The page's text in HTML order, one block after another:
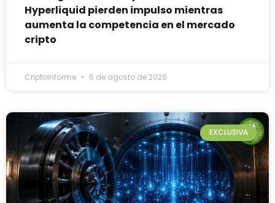
Hyperliquid pierden impulso mientras
aumenta la competencia en el mercado
cripto
Criptoinforme 6 de agosto de 2026
EXCLUSIVA